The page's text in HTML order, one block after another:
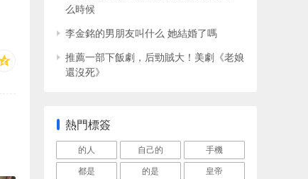
么時候
李金銘的男朋友叫什么 她結婚了嗎
推薦一部下飯劇，后勁賊大！美劇《老娘
還沒死》
熱門標簽
的人 自己的
手機
都是
的是
皇帝